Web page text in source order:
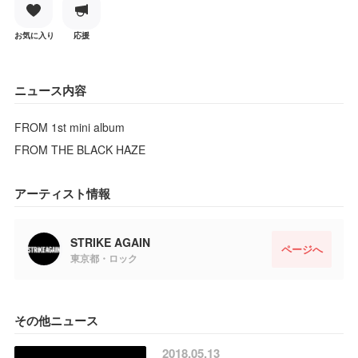
お気に入り 応援
ニュース内容
FROM 1st mini album
FROM THE BLACK HAZE
アーティスト情報
STRIKE AGAIN
東京都・ロック
ページへ
その他ニュース
2018.05.13